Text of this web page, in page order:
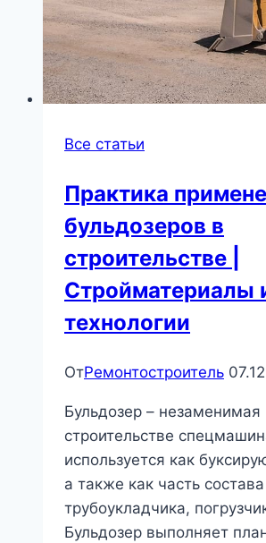
Все статьи
Практика
бульдозеров в
строительстве |
Стройматериалы
технологии
ОтРемонтостроитель
Бульдозер – незаменимая
строительстве
используется как
а также как часть
трубоукладчика,
Бульдозер выполняет